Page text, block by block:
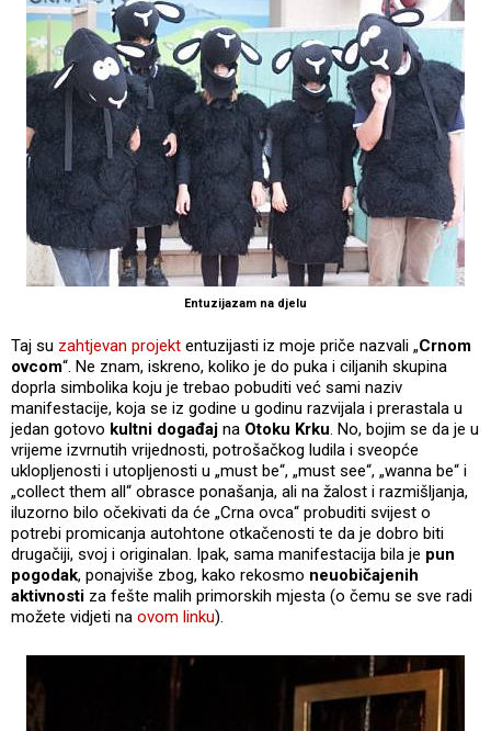
Entuzijazam na djelu
Taj su zahtjevan projekt entuzijasti iz moje priče nazvali „Crnom
ovcom“. Ne znam, iskreno, koliko je do puka i ciljanih skupina
doprla simbolika koju je trebao pobuditi već sami naziv
manifestacije, koja se iz godine u godinu razvijala i prerastala u
jedan gotovo kultni događaj na Otoku Krku. No, bojim se da je u
vrijeme izvrnutih vrijednosti, potrošačkog ludila i sveopće
uklopljenosti i utopljenosti u „must be“, „must see“, „wanna be“ i
„collect them all“ obrasce ponašanja, ali na žalost i razmišljanja,
iluzorno bilo očekivati da će „Crna ovca“ probuditi svijest o
potrebi promicanja autohtone otkačenosti te da je dobro biti
drugačiji, svoj i originalan. Ipak, sama manifestacija bila je pun
pogodak, ponajviše zbog, kako rekosmo neuobičajenih
aktivnosti za fešte malih primorskih mjesta (o čemu se sve radi
možete vidjeti na ovom linku).